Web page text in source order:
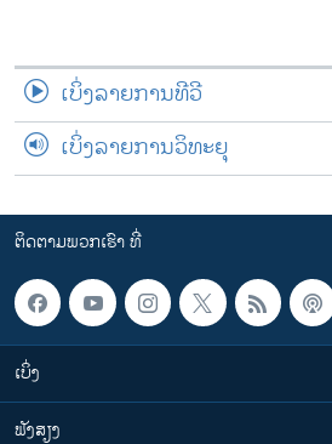
ເບິ່ງລາຍການທີວີ
ເບິ່ງລາຍການວິທະຍຸ
ຕິດຕາມພວກເຮົາ ທີ່
ເບິ່ງ
ຟັງສຽງ